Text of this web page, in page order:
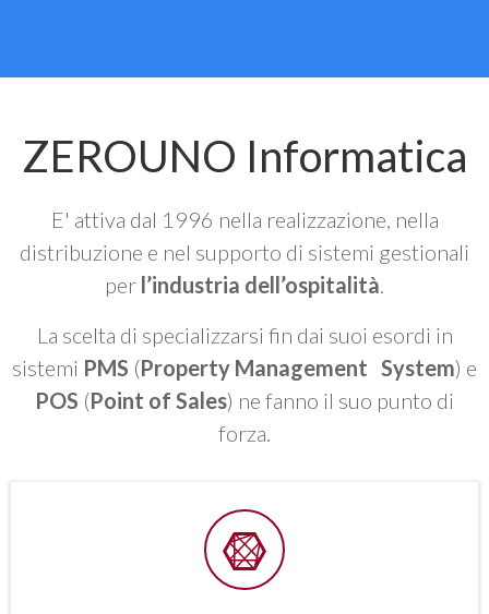
ZEROUNO Informatica
E' attiva dal 1996 nella realizzazione, nella
distribuzione e nel supporto di sistemi gestionali
per l’industria dell’ospitalità
La scelta di specializzarsi fin dai suoi esordi in
sistemi PMS (Property Management System) e
POS (Point of Sales) ne fanno il suo punto di
forza.